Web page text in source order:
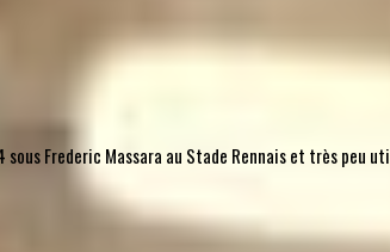
Frederic Massara au Stade Rennais et très peu